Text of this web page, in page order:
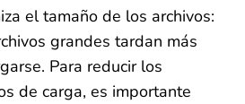
el tamaño de los archivos:
grandes tardan más
Para reducir los
de carga, es importante